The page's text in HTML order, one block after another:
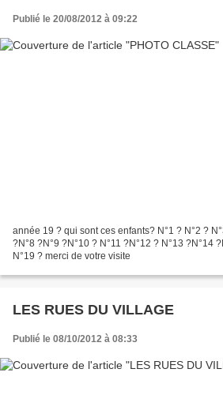
Publié le 20/08/2012 à 09:22
année 19 ? qui sont ces enfants? N°1 ? N°2 ?
?N°8 ?N°9 ?N°10 ? N°11 ?N°12 ? N°13 ?N°14
N°19 ? merci de votre visite
LES RUES DU VILLAGE
Publié le 08/10/2012 à 08:33